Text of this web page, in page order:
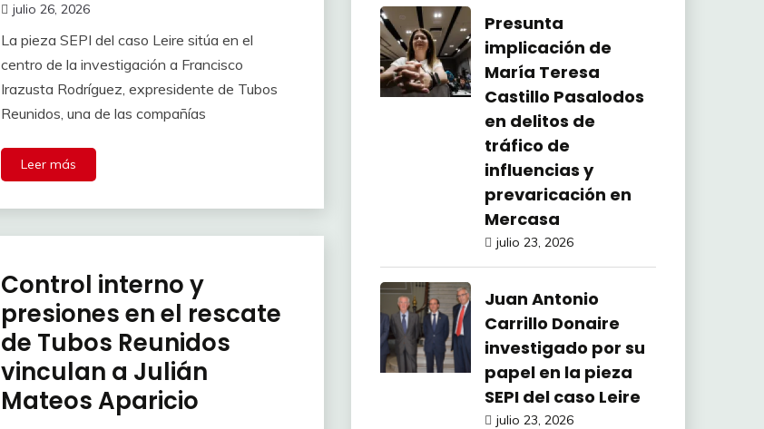
julio 26, 2026
La pieza SEPI del caso Leire sitúa en el
centro de la investigación a Francisco
Irazusta Rodríguez, expresidente de Tubos
Reunidos, una de las compañías
Leer más
Control interno y
presiones en el rescate
de Tubos Reunidos
vinculan a Julián
Mateos Aparicio
Presunta
implicación de
María Teresa
Castillo Pasalodos
en delitos de
tráfico de
influencias y
prevaricación en
Mercasa
julio 23, 2026
Juan Antonio
Carrillo Donaire
investigado por su
papel en la pieza
SEPI del caso Leire
julio 23, 2026